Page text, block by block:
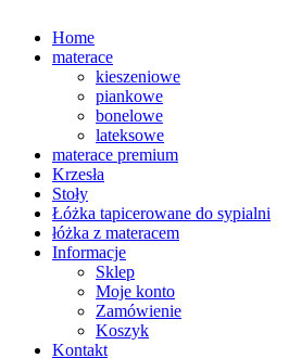
Home
materace
kieszeniowe
piankowe
bonelowe
lateksowe
materace premium
Krzesła
Stoły
Łóżka tapicerowane do sypialni
łóżka z materacem
Informacje
Sklep
Moje konto
Zamówienie
Koszyk
Kontakt